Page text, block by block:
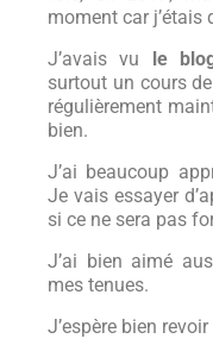
moment car j’étais
J’avais vu
le
surtout un cours
régulièrement
bien.
J’ai beaucoup
Je vais essayer
si ce ne sera pas
J’ai bien aimé
mes tenues.
J’espère bien